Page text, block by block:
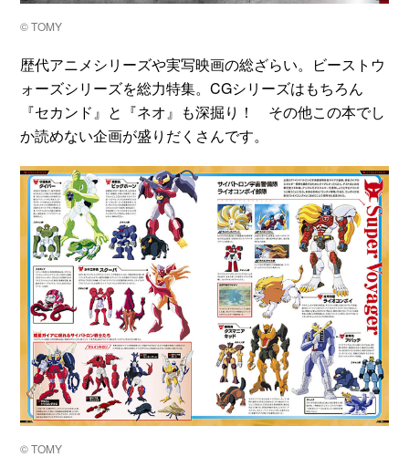
© TOMY
歴代アニメシリーズや実写映画の総ざらい。ビーストウ
ォーズシリーズを総力特集。CGシリーズはもちろん
『セカンド』と『ネオ』も深掘り！ その他この本でし
か読めない企画が盛りだくさんです。
© TOMY